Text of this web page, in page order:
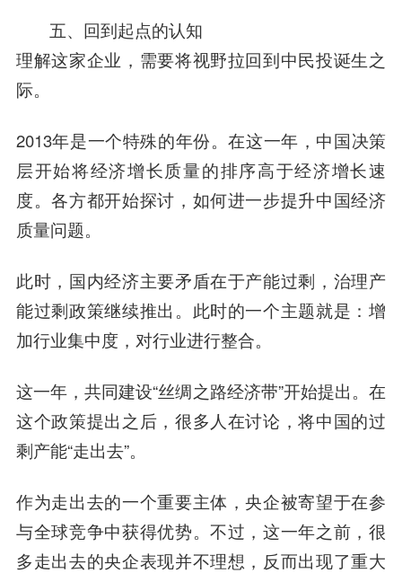
五、回到起点的认知
理解这家企业，需要将视野拉回到中民投诞生之
际。
2013年是一个特殊的年份。在这一年，中国决策
层开始将经济增长质量的排序高于经济增长速
度。各方都开始探讨，如何进一步提升中国经济
质量问题。
此时，国内经济主要矛盾在于产能过剩，治理产
能过剩政策继续推出。此时的一个主题就是：增
加行业集中度，对行业进行整合。
这一年，共同建设“丝绸之路经济带”开始提出。在
这个政策提出之后，很多人在讨论，将中国的过
剩产能“走出去”。
作为走出去的一个重要主体，央企被寄望于在参
与全球竞争中获得优势。不过，这一年之前，很
多走出去的央企表现并不理想，反而出现了重大